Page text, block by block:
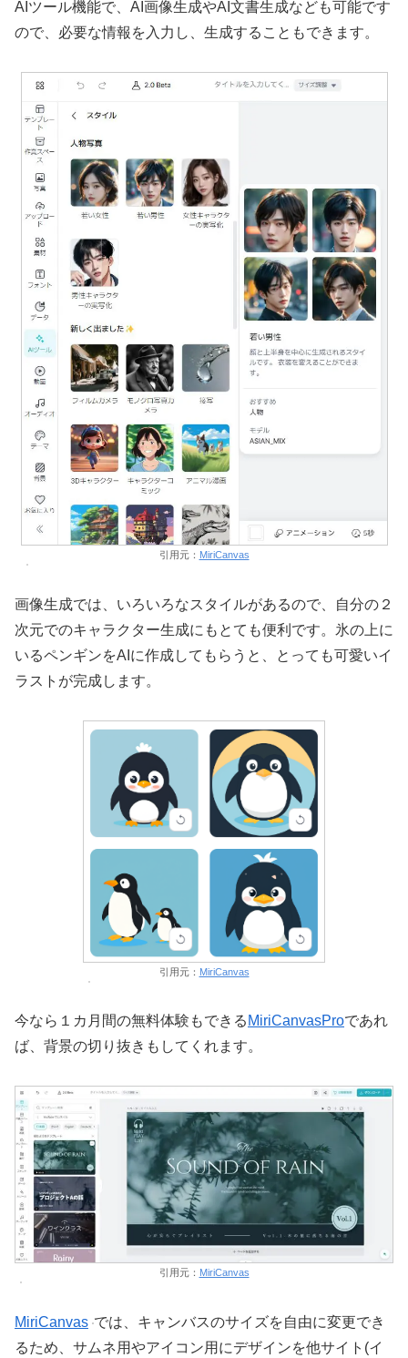
AIツール機能で、AI画像生成やAI文書生成なども可能です
ので、必要な情報を入力し、生成することもできます。
引用元： MiriCanvas
画像生成では、いろいろなスタイルがあるので、自分の２
次元でのキャラクター生成にもとても便利です。氷の上に
いるペンギンをAIに作成してもらうと、とっても可愛いイ
ラストが完成します。
引用元： MiriCanvas
今なら１カ月間の無料体験もできる MiriCanvasProであれ
ば、背景の切り抜きもしてくれます。
引用元： MiriCanvas
MiriCanvas では、キャンバスのサイズを自由に変更でき
るため、サムネ用やアイコン用にデザインを他サイト(イ